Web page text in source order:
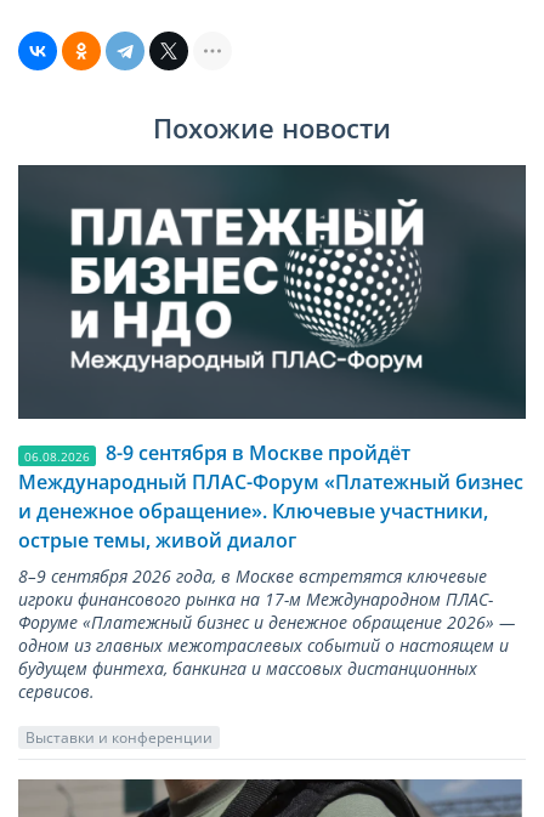
Похожие новости
06.08.2026
8-9 сентября в Москве пройдёт
Международный ПЛАС-Форум «Платежный бизнес
и денежное обращение». Ключевые участники,
острые темы, живой диалог
8–9 сентября 2026 года, в Москве встретятся ключевые
игроки финансового рынка на 17-м Международном ПЛАС-
Форуме «Платежный бизнес и денежное обращение 2026» —
одном из главных межотраслевых событий о настоящем и
будущем финтеха, банкинга и массовых дистанционных
сервисов.
Выставки и конференции